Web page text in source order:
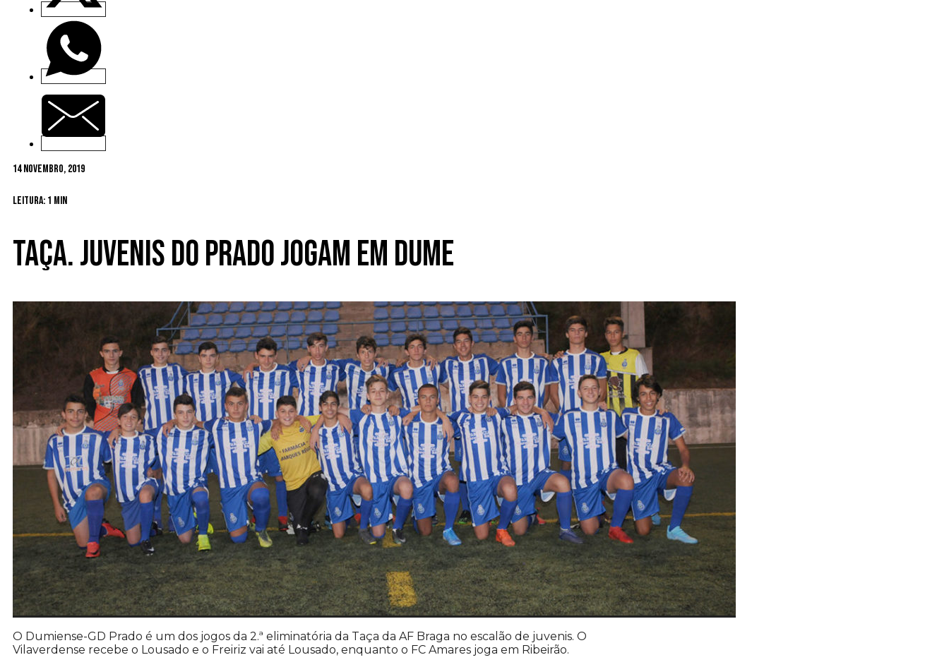
14 Novembro, 2019
Leitura: 1 min
Taça. Juvenis do Prado jogam em Dume
O Dumiense-GD Prado é um dos jogos da 2.ª eliminatória da Taça da AF Braga no escalão de juvenis. O
Vilaverdense recebe o Lousado e o Freiriz vai até Lousado, enquanto o FC Amares joga em Ribeirão.